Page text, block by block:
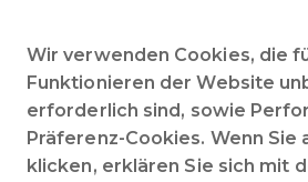
BUCHEN
BESCHREIBUNG
Wir verwenden Cookies, die
Funktionieren der Website
erforderlich sind, sowie
Präferenz-Cookies. Wenn Sie
klicken, erklären Sie sich mit